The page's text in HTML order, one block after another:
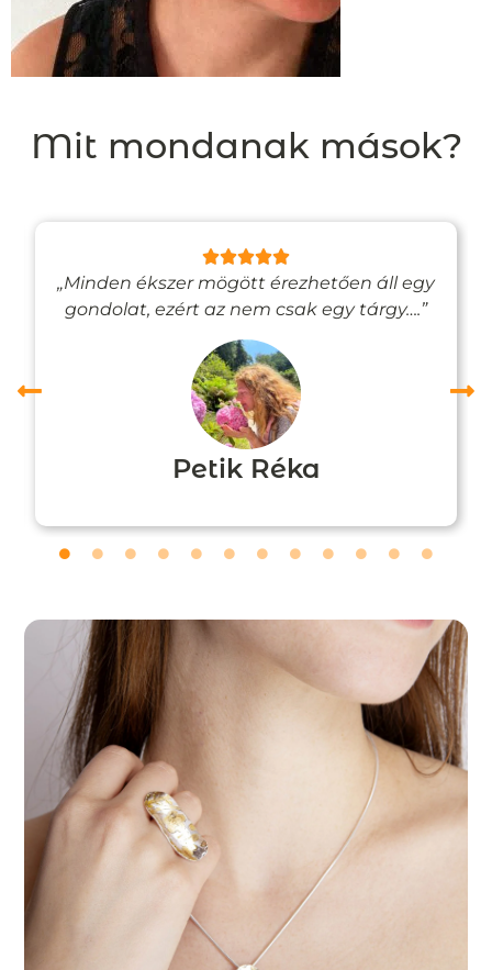
Mit mondanak mások?
„Minden ékszer mögött érezhetően áll egy
gondolat, ezért az nem csak egy tárgy….”
Petik Réka